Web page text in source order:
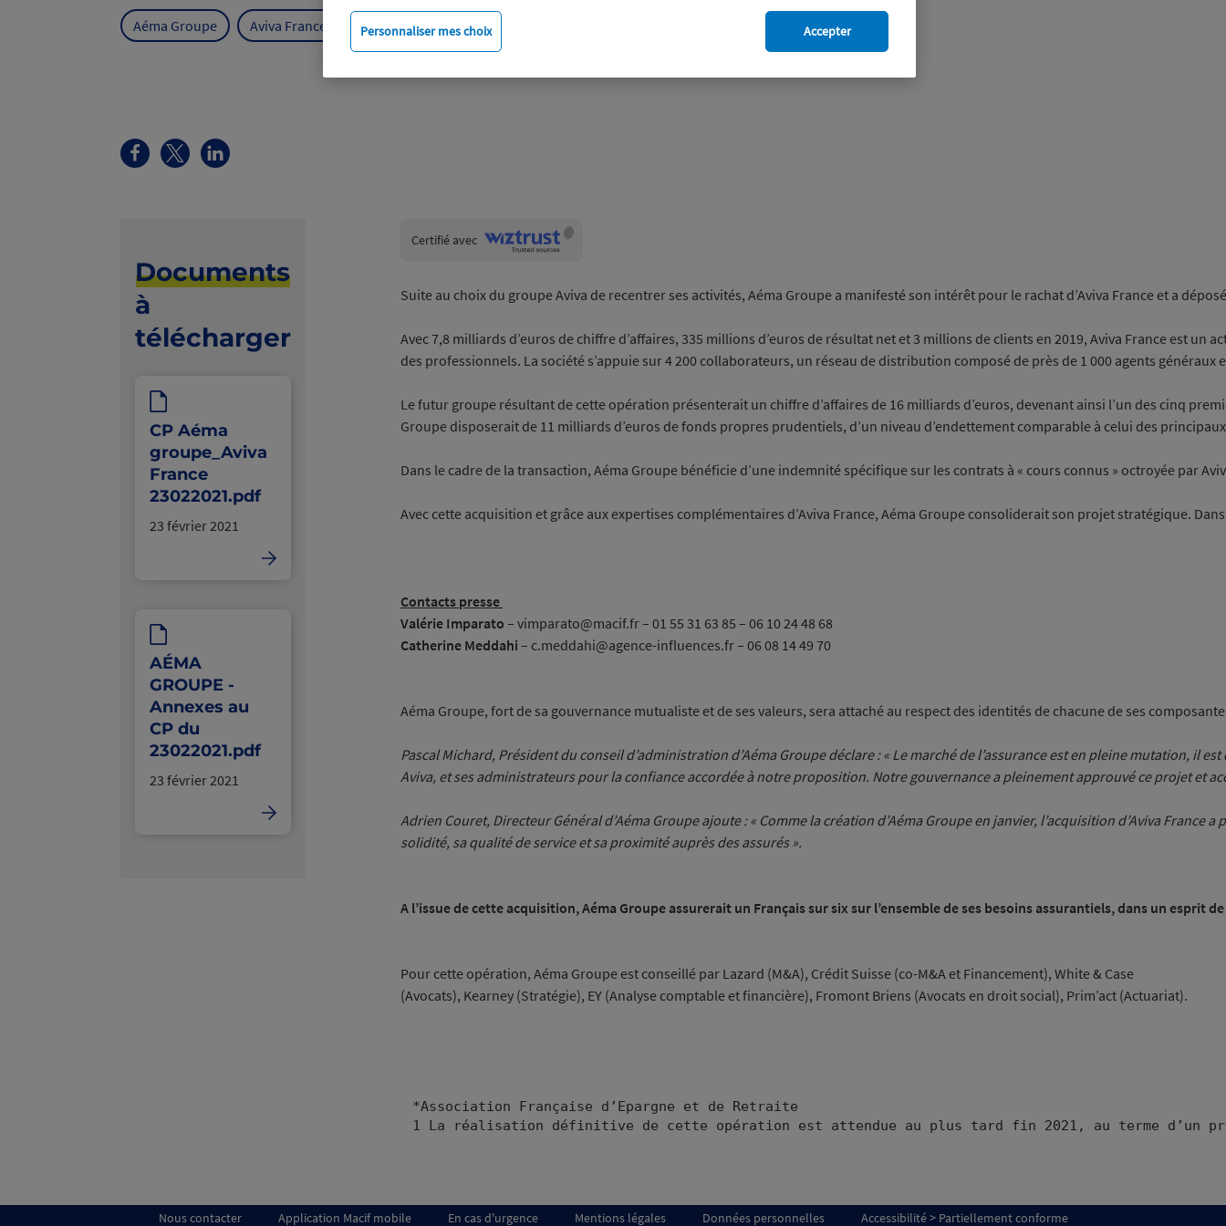
Aéma Groupe Aviva France
Documents
à
télécharger
CP Aéma
groupe_Aviva
France
23022021.pdf
23 février 2021
AÉMA
GROUPE -
Annexes au
CP du
23022021.pdf
23 février 2021
Certifié avecWiztrust
trusted
Suite au choix du groupe Aviva de recentrer ses activités, Aéma Groupe a manifesté son intérêt pour le rachat d’Aviva France et a
Avec 7,8 milliards d’euros de chiffre d’affaires, 335 millions d’euros de résultat net et 3 millions de clients en 2019, Aviva France est
des professionnels. La société s’appuie sur 4 200 collaborateurs, un réseau de distribution composé de près de 1 000 agents
Le futur groupe résultant de cette opération présenterait un chiffre d’affaires de 16 milliards d’euros, devenant ainsi l’un des cinq
Groupe disposerait de 11 milliards d’euros de fonds propres prudentiels, d’un niveau d’endettement comparable à celui des
Dans le cadre de la transaction, Aéma Groupe bénéficie d’une indemnité spécifique sur les contrats à « cours connus » octroyée par
Avec cette acquisition et grâce aux expertises complémentaires d’Aviva France, Aéma Groupe consoliderait son projet stratégique.
Contacts presse
Valérie Imparato – vimparato@macif.fr – 01 55 31 63 85 – 06 10 24 48 68
Catherine Meddahi – c.meddahi@agence-influences.fr – 06 08 14 49 70
Aéma Groupe, fort de sa gouvernance mutualiste et de ses valeurs, sera attaché au respect des identités de chacune de ses
Pascal Michard, Président du conseil d’administration d’Aéma Groupe déclare : « Le marché de l’assurance est en pleine mutation,
Aviva, et ses administrateurs pour la confiance accordée à notre proposition. Notre gouvernance a pleinement approuvé ce projet et
Adrien Couret, Directeur Général d’Aéma Groupe ajoute : « Comme la création d’Aéma Groupe en janvier, l’acquisition d’Aviva
solidité, sa qualité de service et sa proximité auprès des assurés ».
A l’issue de cette acquisition, Aéma Groupe assurerait un Français sur six sur l’ensemble de ses besoins assurantiels, dans un esprit
Pour cette opération, Aéma Groupe est conseillé par Lazard (M&A), Crédit Suisse (co-M&A et Financement), White & Case
(Avocats), Kearney (Stratégie), EY (Analyse comptable et financière), Fromont Briens (Avocats en droit social), Prim’act (Actuariat).
*Association Française d’Epargne et de Retraite
Nous contacter Application Macif mobile En cas d'urgence Mentions légales Données personnelles Accessibilité > Partiellement conforme
Personnaliser mes choix Accepter